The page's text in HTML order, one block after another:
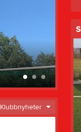
29
Klubbnyheter